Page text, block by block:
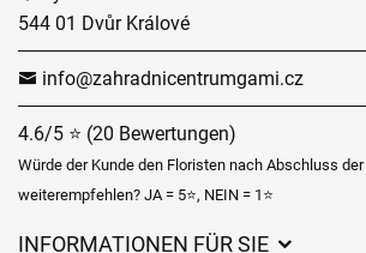
544 01 Dvůr Králové
info@zahradnicentrumgami.cz
4.6/5 ⭐ (20 Bewertungen)
Würde der Kunde den Floristen nach Abschluss
weiterempfehlen? JA = 5⭐, NEIN = 1⭐
INFORMATIONEN FÜR SIE